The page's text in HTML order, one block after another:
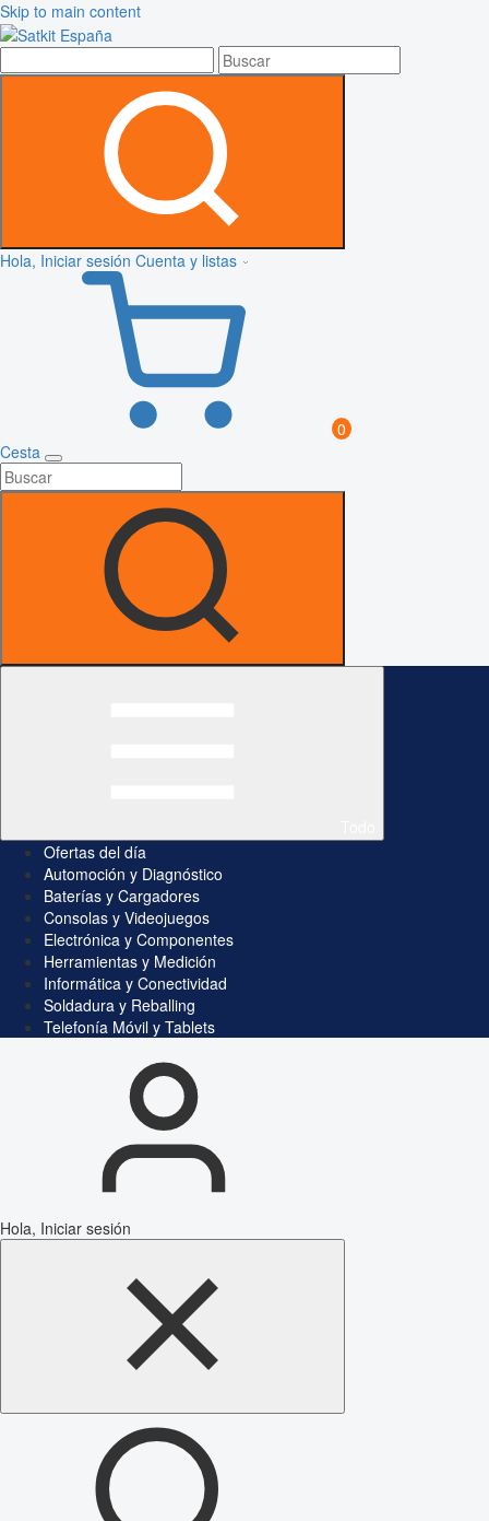
Skip to main content
Hola, Iniciar sesión Cuenta y listas
0
Cesta
Ofertas del día
Automoción y Diagnóstico
Baterías y Cargadores
Consolas y Videojuegos
Electrónica y Componentes
Herramientas y Medición
Informática y Conectividad
Soldadura y Reballing
Telefonía Móvil y Tablets
Hola, Iniciar sesión